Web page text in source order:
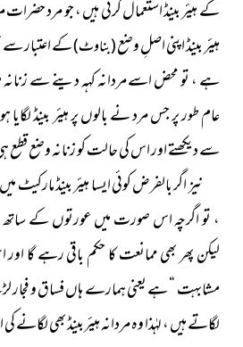
کے ہیئر بینڈ استعمال کرتی ہیں ، جو مرد حضرات
ہیئر بینڈ اپنی اصلِ وضع( بناوٹ )کے اعتبار سے
ہے ، تو محض اسے مردانہ کہہ دینے سے زنانہ
عام طور پر جس مرد نے بالوں پر ہیئر بینڈ
سے دیکھتے اور اس کی حالت کو زنانہ وضع قطع
نیز اگر بالفرض کوئی ایسا ہیئر بینڈ مارکیٹ
، تو اگرچہ اس صورت میں عورتوں کے ساتھ
لیکن پھر بھی ممانعت کا حکم باقی رہے گا
مشابہت “ ہے یعنی ہمارے ہاں فساق و فجار
لگاتے ہیں ، لہٰذا وہ مردانہ ہیئربینڈ بھی